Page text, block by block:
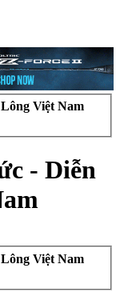
Việt Nam
- Diễn
Việt Nam